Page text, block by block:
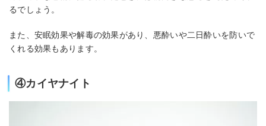
るでしょう。
また、安眠効果や解毒の効果があり、悪酔いや二日酔いを防いで
くれる効果もあります。
④カイヤナイト